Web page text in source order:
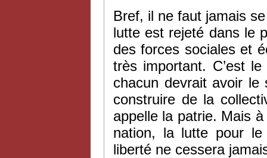
Bref, il ne faut jamais
lutte est rejeté dans le
des forces sociales et
très important. C’est
chacun devrait avoir le
construire de la
appelle la patrie. Mais
nation, la lutte pour
liberté ne cessera